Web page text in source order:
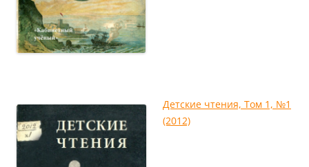
Детские чтения, Том 1, №1
(2012)